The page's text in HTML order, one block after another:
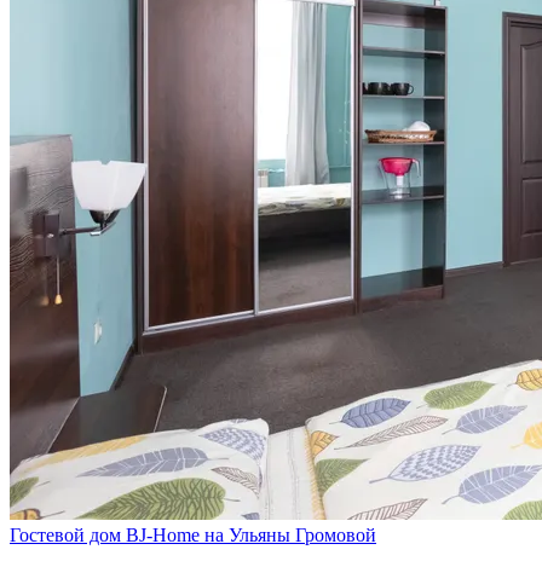
Гостевой дом BJ-Home на Ульяны Громовой